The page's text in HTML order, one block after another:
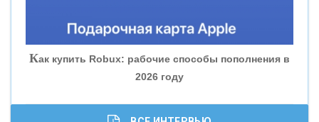
«СОВКОМБАНК»
Как купить Robux: рабочие способы пополнения в
2026 году